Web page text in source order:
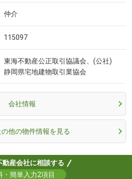
仲介
115097
東海不動産公正取引協議会、(公社)
静岡県宅地建物取引業協会
会社情報
の他の物件情報を見る
動産会社に相談する
・簡単入力2項目